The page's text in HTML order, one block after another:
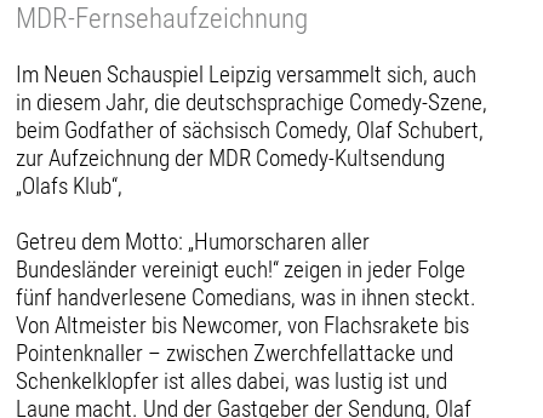
MDR-Fernsehaufzeichnung
Im Neuen Schauspiel Leipzig versammelt sich, auch
in diesem Jahr, die deutschsprachige Comedy-Szene,
beim Godfather of sächsisch Comedy, Olaf Schubert,
zur Aufzeichnung der MDR Comedy-Kultsendung
„Olafs Klub“,
Getreu dem Motto: „Humorscharen aller
Bundesländer vereinigt euch!“ zeigen in jeder Folge
fünf handverlesene Comedians, was in ihnen steckt.
Von Altmeister bis Newcomer, von Flachsrakete bis
Pointenknaller – zwischen Zwerchfellattacke und
Schenkelklopfer ist alles dabei, was lustig ist und
Laune macht. Und der Gastgeber der Sendung, Olaf